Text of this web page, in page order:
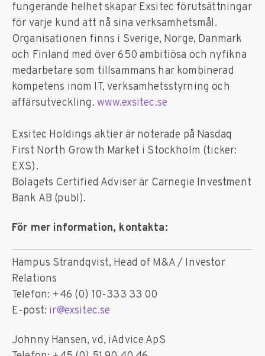
fungerande helhet skapar Exsitec förutsättningar
för varje kund att nå sina verksamhetsmål.
Organisationen finns i Sverige, Norge, Danmark
och Finland med över 650 ambitiösa och nyfikna
medarbetare som tillsammans har kombinerad
kompetens inom IT, verksamhetsstyrning och
affärsutveckling. www.exsitec.se
Exsitec Holdings aktier är noterade på Nasdaq
First North Growth Market i Stockholm (ticker:
EXS).
Bolagets Certified Adviser är Carnegie Investment
Bank AB (publ).
För mer information, kontakta:
Hampus Strandqvist, Head of M&A / Investor
Relations
Telefon: +46 (0) 10-333 33 00
E-post: ir@exsitec.se
Johnny Hansen, vd, iAdvice ApS